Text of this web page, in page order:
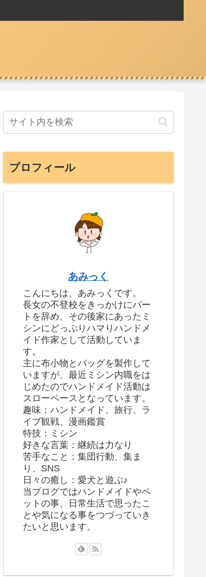
プロフィール
あみっく
こんにちは、あみっくです。
長女の不登校をきっかけにパー
トを辞め、その後家にあったミ
シンにどっぷりハマりハンドメ
イド作家として活動していま
す。
主に布小物とバッグを製作して
いますが、最近ミシン内職をは
じめたのでハンドメイド活動は
スローペースとなっています。
趣味：ハンドメイド、旅行、ラ
イブ観戦、漫画鑑賞
特技：ミシン
好きな言葉：継続は力なり
苦手なこと：集団行動、集ま
り、SNS
日々の癒し：愛犬と遊ぶ♪
当ブログではハンドメイドやペ
ットの事、日常生活で思ったこ
とや気になる事をつづっていき
たいと思います。